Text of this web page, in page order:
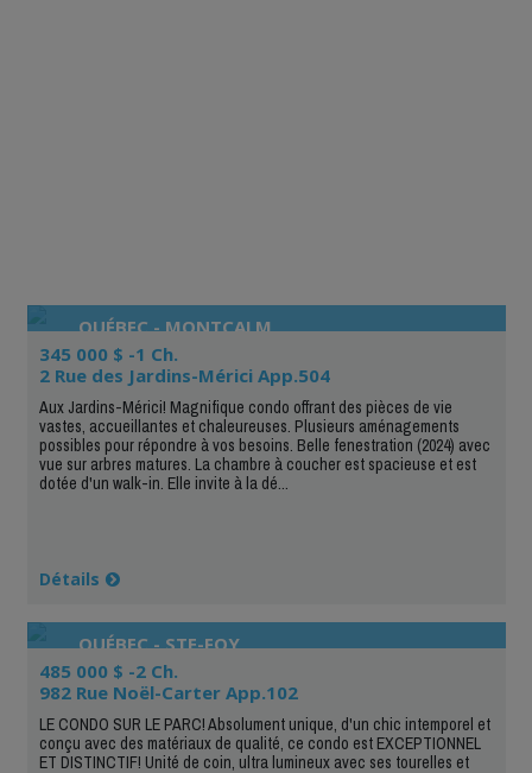
QUÉBEC - MONTCALM
345 000 $ -1 Ch.
2 Rue des Jardins-Mérici App.504
Aux Jardins-Mérici! Magnifique condo offrant des pièces de vie
vastes, accueillantes et chaleureuses. Plusieurs aménagements
possibles pour répondre à vos besoins. Belle fenestration (2024) avec
vue sur arbres matures. La chambre à coucher est spacieuse et est
dotée d'un walk-in. Elle invite à la dé...
Détails
QUÉBEC - STE-FOY
485 000 $ -2 Ch.
982 Rue Noël-Carter App.102
LE CONDO SUR LE PARC! Absolument unique, d'un chic intemporel et
conçu avec des matériaux de qualité, ce condo est EXCEPTIONNEL
ET DISTINCTIF! Unité de coin, ultra lumineux avec ses tourelles et